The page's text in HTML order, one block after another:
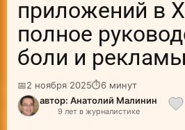
приложений в
полное
боли и рекламы
📅2 ноября 2025⏱6 минут
автор: Анатолий Малинин
9 лет в журналистике